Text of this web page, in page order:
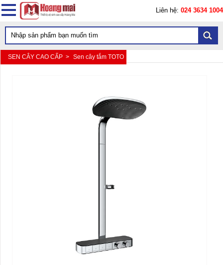
Liên hệ: 024 3634 1004
SEN CÂY CAO CẤP > Sen cây tắm TOTO